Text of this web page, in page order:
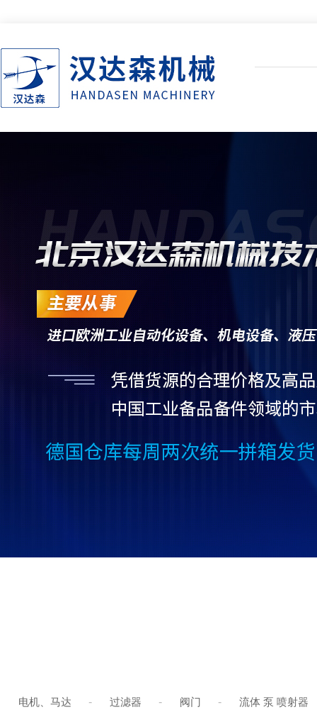
电机、马达 - 过滤器 - 阀门 - 流体 泵 喷射器